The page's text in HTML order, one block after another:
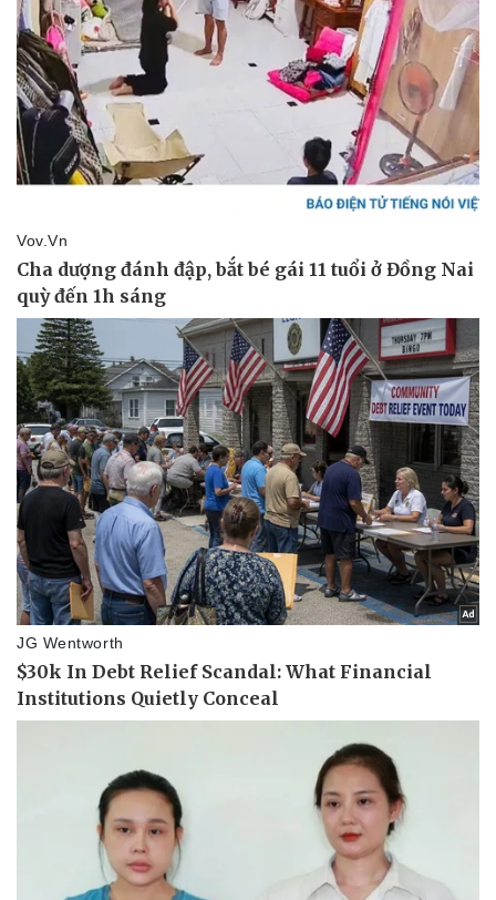
Pháp luật
Vụ án
Tin nóng
Tư vấn luật
Quân sự - Quốc phòng
Vũ khí
Việt Nam
Phân tích